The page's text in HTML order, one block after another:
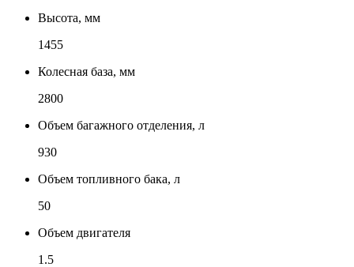
Высота, мм
1455
Колесная база, мм
2800
Объем багажного отделения, л
930
Объем топливного бака, л
50
Объем двигателя
1.5